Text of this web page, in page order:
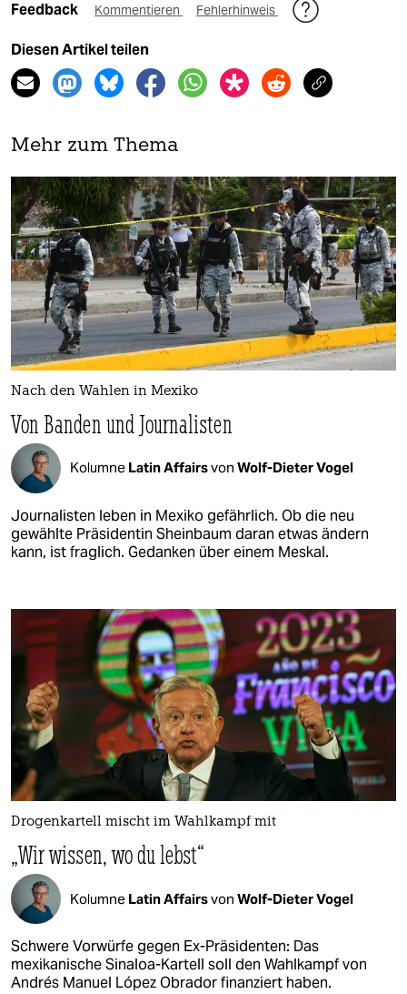
Feedback Kommentieren Fehlerhinweis
Diesen Artikel teilen
Mehr zum Thema
Nach den Wahlen in Mexiko
Von Banden und Journalisten
Kolumne Latin Affairsvon Wolf-Dieter Vogel
Journalisten leben in Mexiko gefährlich. Ob die neu
gewählte Präsidentin Sheinbaum daran etwas ändern
kann, ist fraglich. Gedanken über einem Meskal.
Drogenkartell mischt im Wahlkampf mit
„Wir wissen, wo du lebst“
Kolumne Latin Affairsvon Wolf-Dieter Vogel
Schwere Vorwürfe gegen Ex-Präsidenten: Das
mexikanische Sinaloa-Kartell soll den Wahlkampf von
Andrés Manuel López Obrador finanziert haben.